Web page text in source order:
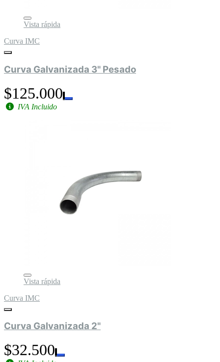
Vista rápida
Curva IMC
Curva Galvanizada 3" Pesado
$125.000
IVA Incluido
Vista rápida
Curva IMC
Curva Galvanizada 2"
$32.500